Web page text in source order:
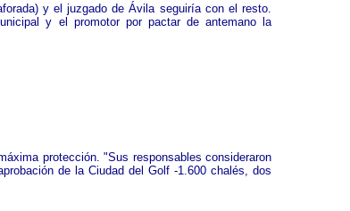
y el juzgado de Ávila seguiría con el resto.
y el promotor por pactar de antemano la
protección. "Sus responsables consideraron
de la Ciudad del Golf -1.600 chalés, dos